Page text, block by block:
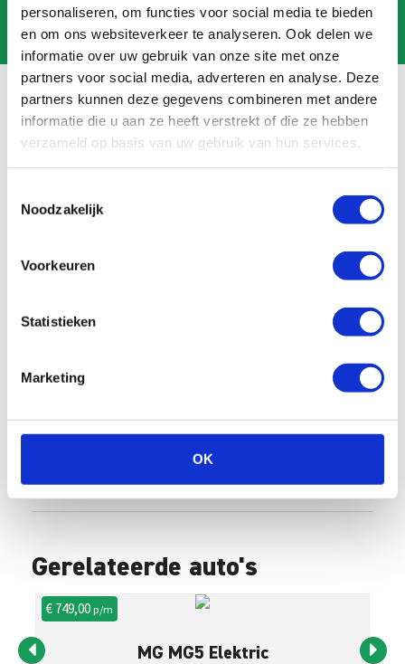
personaliseren, om functies voor social media te bieden
en om ons websiteverkeer te analyseren. Ook delen we
informatie over uw gebruik van onze site met onze
partners voor social media, adverteren en analyse. Deze
partners kunnen deze gegevens combineren met andere
informatie die u aan ze heeft verstrekt of die ze hebben
verzameld op basis van uw gebruik van hun services.
Noodzakelijk
Voorkeuren
Statistieken
Marketing
OK
Veelgestelde vragen
FAQ
Wat zijn de administratieve kosten?
Hoe kan ik zelf de factuur betalen?
Gerelateerde auto's
€ 749,00p/m
MG MG5 Elektric